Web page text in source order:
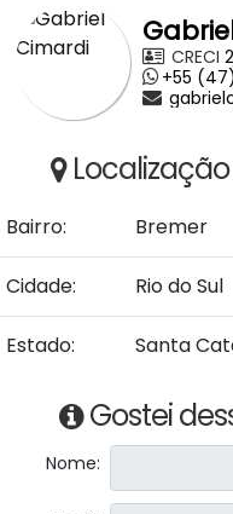
CRECI
+55
Bairro: Bremer
Cidade: Rio do Sul
Estado: Santa
Gostei
Nome: